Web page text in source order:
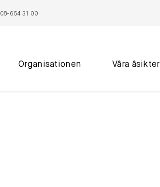
08-654 31 00
Organisationen Våra åsikter